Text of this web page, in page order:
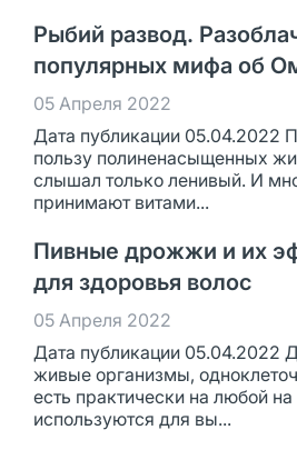
Рыбий развод.
популярных мифа об
05 Апреля 2022
Дата публикации 05.04.2022
пользу полиненасыщенных
слышал только ленивый. И
принимают витами...
Пивные дрожжи и их
для здоровья волос
05 Апреля 2022
Дата публикации 05.04.2022
живые организмы,
есть практически на любой на
используются для вы...